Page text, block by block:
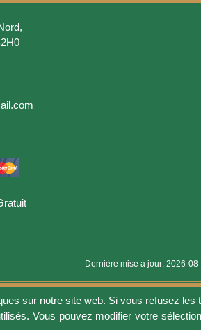
sur notre site web. Si vous refusez les
Vous pouvez modifier votre
Dernière mise à jour: 2026-
Vie privée Gérer les fichiers témoins